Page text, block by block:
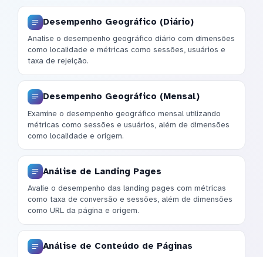
Desempenho Geográfico (Diário)
Analise o desempenho geográfico diário com dimensões
como localidade e métricas como sessões, usuários e
taxa de rejeição.
Desempenho Geográfico (Mensal)
Examine o desempenho geográfico mensal utilizando
métricas como sessões e usuários, além de dimensões
como localidade e origem.
Análise de Landing Pages
Avalie o desempenho das landing pages com métricas
como taxa de conversão e sessões, além de dimensões
como URL da página e origem.
Análise de Conteúdo de Páginas